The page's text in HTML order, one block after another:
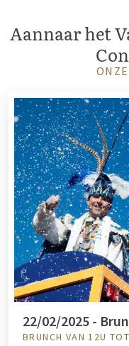
Aannaar het
22/02/2025 -
BRUNCH VAN 12U